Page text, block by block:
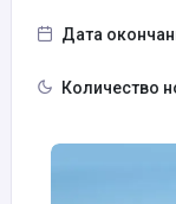
Дата
Количество